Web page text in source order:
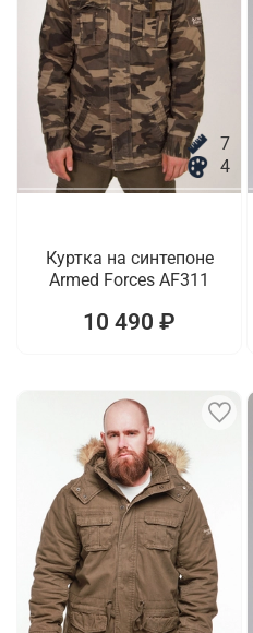
7
4
Куртка на синтепоне
Armed Forces AF311
10 490 ₽